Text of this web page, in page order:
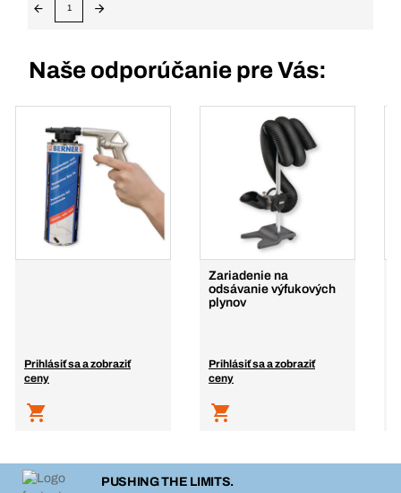
1
Naše odporúčanie pre Vás:
Prihlásiť sa a zobraziť
ceny
Zariadenie na
odsávanie výfukových
plynov
Prihlásiť sa a zobraziť
ceny
PUSHING THE LIMITS.